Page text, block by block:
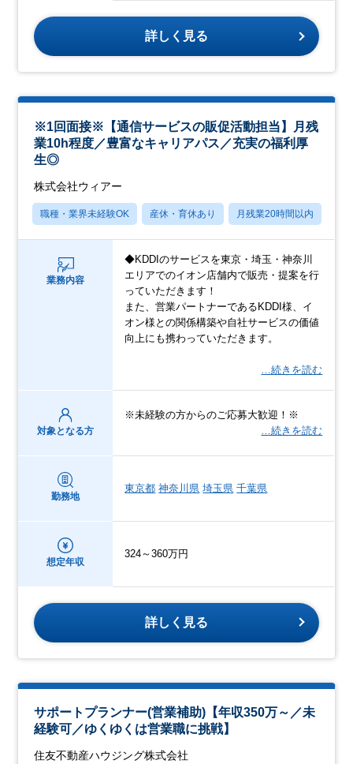
詳しく見る
※1回面接※【通信サービスの販促活動担当】月残
業10h程度／豊富なキャリアパス／充実の福利厚
生◎
株式会社ウィアー
職種・業界未経験OK 産休・育休あり 月残業20時間以内
業務内容
◆KDDIのサービスを東京・埼玉・神奈川
エリアでのイオン店舗内で販売・提案を行
っていただきます！
また、営業パートナーであるKDDI様、イ
オン様との関係構築や自社サービスの価値
向上にも携わっていただきます。
…続きを読む
対象となる方
※未経験の方からのご応募大歓迎！※
…続きを読む
勤務地
東京都 神奈川県 埼玉県 千葉県
想定年収
324～360万円
詳しく見る
サポートプランナー(営業補助)【年収350万～／未
経験可／ゆくゆくは営業職に挑戦】
住友不動産ハウジング株式会社